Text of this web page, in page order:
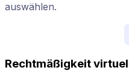
auswählen.
Rechtmäßigkeit